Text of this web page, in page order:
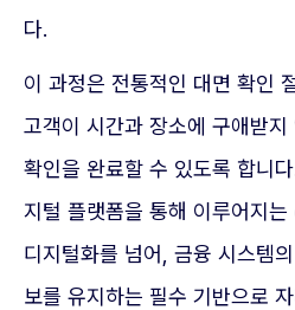
다.
이 과정은 전통적인 대면 확인
고객이 시간과 장소에 구애받
확인을 완료할 수 있도록 합니
지털 플랫폼을 통해 이루어지
디지털화를 넘어, 금융 시스템
보를 유지하는 필수 기반으로